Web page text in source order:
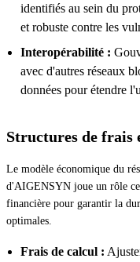
identifiés au sein du
et robuste contre les
Interopérabilité :
avec d'autres réseaux
données pour étendre
Structures de frais
Le modèle économique du
d'AIGENSYN joue un rôle
financière pour garantir la
optimales.
Frais de calcul :